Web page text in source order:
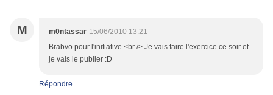
M m0ntassar 15/06/2010 13:21
Brabvo pour l'initiative.<br /> Je vais faire l'exercice ce soir et
je vais le publier :D
Répondre